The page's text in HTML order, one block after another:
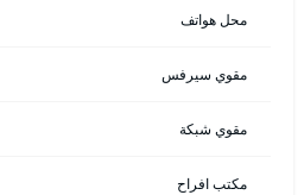
محل هواتف
مقوي سيرفس
مقوي شبكة
مكتب افراح